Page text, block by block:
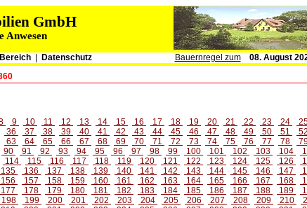
GmbH
Anwesen
Datenschutz Bauernregel zum
08. August
9 10 11 12 13 14 15 16 17 18 19 20 21 22 23 24
36 37 38 39 40 41 42 43 44 45 46 47 48 49 50 51 52
63 64 65 66 67 68 69 70 71 72 73 74 75 76 77 78
90 91 92 93 94 95 96 97 98 99 100 101 102 103 104
114 115 116 117 118 119 120 121 122 123 124 125 126
135 136 137 138 139 140 141 142 143 144 145 146 147
156 157 158 159 160 161 162 163 164 165 166 167 168
177 178 179 180 181 182 183 184 185 186 187 188 189
198 199 200 201 202 203 204 205 206 207 208 209 210